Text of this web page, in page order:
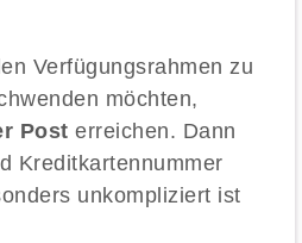
Verfügungsrahmen zu
möchten,
Post erreichen. Dann
Kreditkartennummer
unkompliziert ist